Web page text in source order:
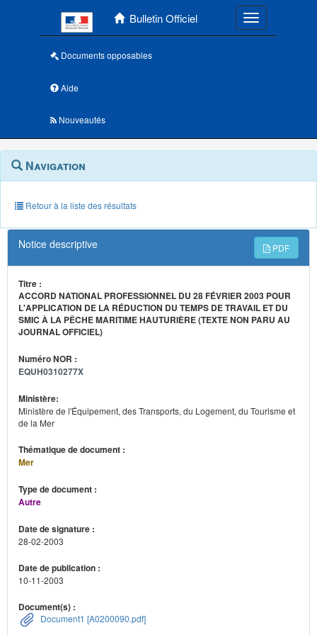
Bulletin Officiel Toggle
Documents opposables
Aide
Nouveautés
Navigation
outils
annexes
Menu
contextuel
Navigation
Retour à la liste des résultats
Notice descriptive PDF
Titre :
ACCORD NATIONAL PROFESSIONNEL DU 28 FÉVRIER 2003 POUR
L'APPLICATION DE LA RÉDUCTION DU TEMPS DE TRAVAIL ET DU
SMIC À LA PÊCHE MARITIME HAUTURIÈRE (TEXTE NON PARU AU
JOURNAL OFFICIEL)
Numéro NOR :
EQUH0310277X
Ministère:
Ministère de l'Équipement, des Transports, du Logement, du Tourisme et
de la Mer
Thématique de document :
Mer
Type de document :
Autre
Date de signature :
28-02-2003
Date de publication :
10-11-2003
Document(s) :
Document1 [A0200090.pdf]